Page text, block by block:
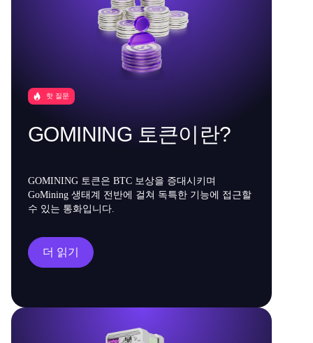
핫 질문
GOMINING 토큰이란?
GOMINING 토큰은 BTC 보상을 증대시키며
GoMining 생태계 전반에 걸쳐 독특한 기능에 접근할
수 있는 통화입니다.
더 읽기